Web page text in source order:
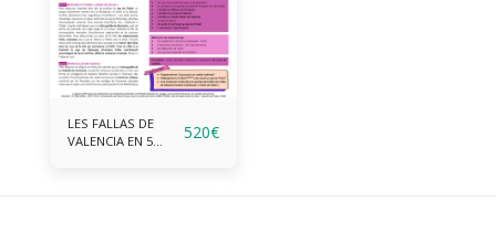
LES FALLAS DE
VALENCIA EN 5
520€